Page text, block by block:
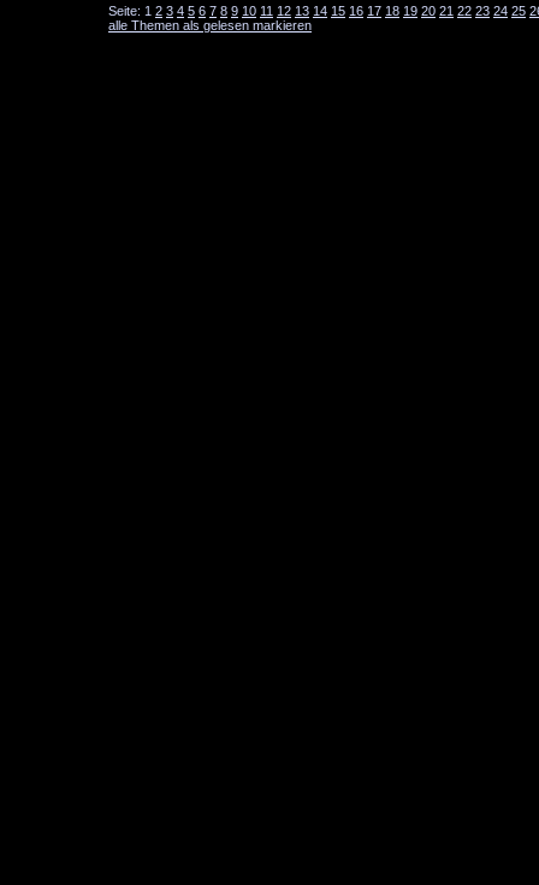
Seite: 1 2 3 4 5 6 7 8 9 10 11 12 13 14 15 16 17 18 19 20 21 22 23 24 25
alle Themen als gelesen markieren